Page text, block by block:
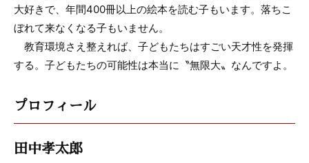
大好きで、年間400冊以上の絵本を読む子もいます。落ちこ
ぼれて来なくなる子もいません。
教育環境さえ整えれば、子どもたちはすごい天才性を発揮
する。子どもたちの可能性は本当に〝無限大〟なんですよ。
プロフィール
田中孝太郎